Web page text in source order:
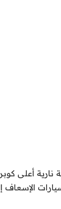
نارية أعلى
الإسعاف